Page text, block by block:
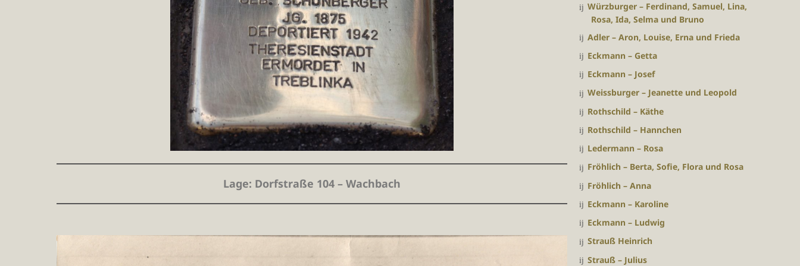
Lage: Dorfstraße 104 – Wachbach
Würzburger – Ferdinand, Samuel, Lina,
Rosa, Ida, Selma und Bruno
Adler – Aron, Louise, Erna und Frieda
Eckmann – Getta
Eckmann – Josef
Weissburger – Jeanette und Leopold
Rothschild – Käthe
Rothschild – Hannchen
Ledermann – Rosa
Fröhlich – Berta, Sofie, Flora und Rosa
Fröhlich – Anna
Eckmann – Karoline
Eckmann – Ludwig
Strauß Heinrich
Strauß – Julius